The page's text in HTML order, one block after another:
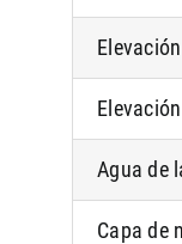
Agua de
Capa de